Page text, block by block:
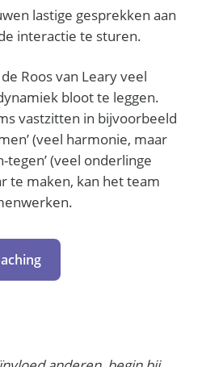
lastige gesprekken aan
interactie te sturen.
Roos van Leary veel
bloot te leggen.
vastzitten in bijvoorbeeld
(veel harmonie, maar
tegen’ (veel onderlinge
te maken, kan het team